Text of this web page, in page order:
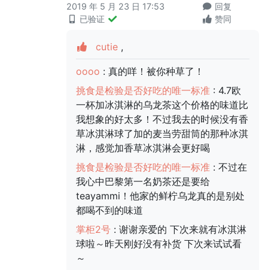
2019 年 5 月 23 日 17:53
已验证
回复
赞同
cutie ,
oooo : 真的咩！被你种草了！
挑食是检验是否好吃的唯一标准 : 4.7欧
一杯加冰淇淋的乌龙茶这个价格的味道比
我想象的好太多！不过我去的时候没有香
草冰淇淋球了加的麦当劳甜筒的那种冰淇
淋，感觉加香草冰淇淋会更好喝
挑食是检验是否好吃的唯一标准 : 不过在
我心中巴黎第一名奶茶还是要给
teayammi！他家的鲜柠乌龙真的是别处
都喝不到的味道
掌柜2号 : 谢谢亲爱的 下次来就有冰淇淋
球啦～昨天刚好没有补货 下次来试试看
～